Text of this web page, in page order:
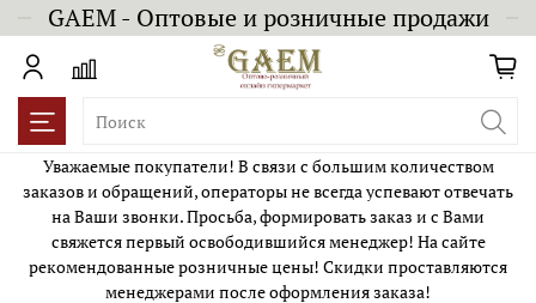
GAEM - Оптовые и розничные продажи
Уважаемые покупатели! В связи с большим количеством
заказов и обращений, операторы не всегда успевают отвечать
на Ваши звонки. Просьба, формировать заказ и с Вами
свяжется первый освободившийся менеджер! На сайте
рекомендованные розничные цены! Скидки проставляются
менеджерами после оформления заказа!